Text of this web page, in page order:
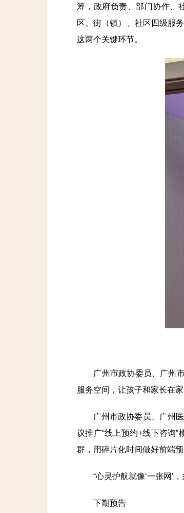
筹，政府负责、部门协作、
区、街（镇）、社区四级服
这两个关键环节。
广州市政协委员、广州市
服务空间，让孩子和家长在
广州市政协委员、广州医
议推广“线上预约+线下咨询
群，用碎片化时间做好前端
“心灵护航就像‘一张网’，
下期预告